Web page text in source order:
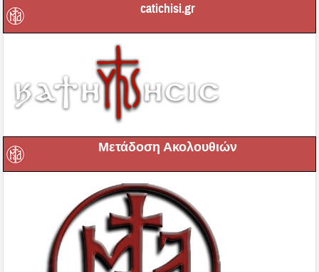
catichisi.gr
Μετάδοση Ακολουθιών